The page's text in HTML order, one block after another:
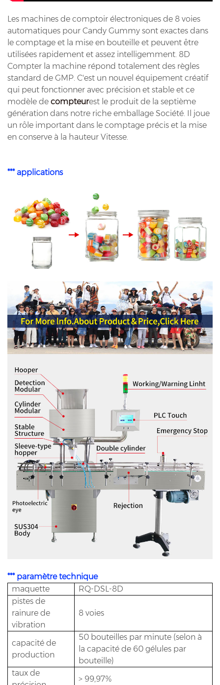
Les machines de comptoir électroniques de 8 voies
automatiques pour Candy Gummy sont exactes dans
le comptage et la mise en bouteille et peuvent être
utilisées rapidement et assez intelligemment. 8D
Compter la machine répond totalement des règles
standard de GMP. C'est un nouvel équipement créatif
qui peut fonctionner avec précision et stable et ce
modèle de compteurest le produit de la septième
génération dans notre riche emballage Société. Il joue
un rôle important dans le comptage précis et la mise
en conserve à la hauteur Vitesse.
*** applications
*** paramètre technique
maquette
RQ-DSL-8D
pistes de
rainure de
vibration
8 voies
capacité de
production
50 bouteilles par minute (selon à
la capacité de 60 gélules par
bouteille)
taux de
> 99,97%